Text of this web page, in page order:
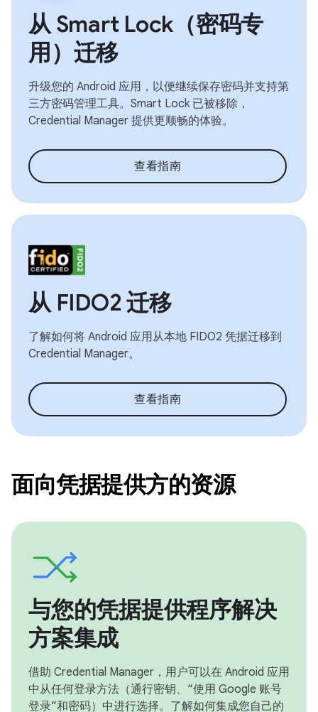
从 Smart Lock（密码专
用）迁移
升级您的 Android 应用，以便继续保存密码并支持第
三方密码管理工具。Smart Lock 已被移除，
Credential Manager 提供更顺畅的体验。
查看指南
从 FIDO2 迁移
了解如何将 Android 应用从本地 FIDO2 凭据迁移到
Credential Manager。
查看指南
面向凭据提供方的资源
与您的凭据提供程序解决
方案集成
借助 Credential Manager，用户可以在 Android 应用
中从任何登录方法（通行密钥、“使用 Google 账号
登录”和密码）中进行选择。了解如何集成您自己的